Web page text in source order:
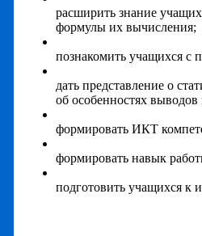
расширить знание
формулы их вычисления;
познакомить учащихся с
дать представление о
об осо­бенностях
формировать ИКТ
формировать навык
подготовить учащихся к